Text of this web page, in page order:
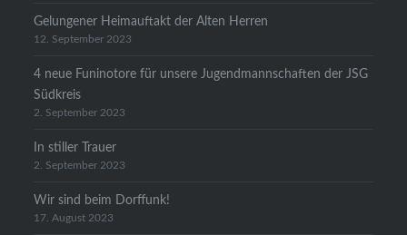
Gelungener Heimauftakt der Alten Herren
12. September 2023
4 neue Funinotore für unsere Jugendmannschaften der JSG
Südkreis
2. September 2023
In stiller Trauer
2. September 2023
Wir sind beim Dorffunk!
17. August 2023